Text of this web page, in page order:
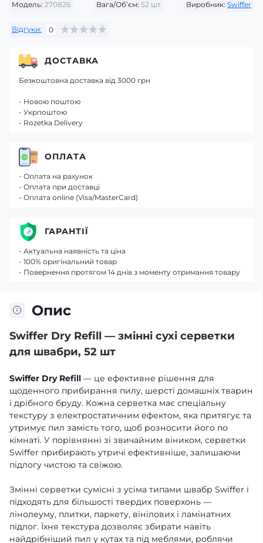
Модель: 270826 Вага/Об’єм: 52 шт Виробник: Swiffer
Відгуки: 0
Опис
Swiffer Dry Refill — змінні сухі серветки
для швабри, 52 шт
Swiffer Dry Refill — це ефективне рішення для
щоденного прибирання пилу, шерсті домашніх тварин
і дрібного бруду. Кожна серветка має спеціальну
текстуру з електростатичним ефектом, яка притягує та
утримує пил замість того, щоб розносити його по
кімнаті. У порівнянні зі звичайним віником, серветки
Swiffer прибирають утричі ефективніше, залишаючи
підлогу чистою та свіжою.
Змінні серветки сумісні з усіма типами швабр Swiffer і
підходять для більшості твердих поверхонь —
лінолеуму, плитки, паркету, вінілових і ламінатних
підлог. Їхня текстура дозволяє збирати навіть
найдрібніший пил у кутах та під меблями, роблячи
ДОСТАВКА
Безкоштовна доставка від 3000 грн
- Новою поштою
- Укрпоштою
- Rozetka Delivery
ОПЛАТА
- Оплата на рахунок
- Оплата при доставці
- Оплата online (Visa/MasterCard)
ГАРАНТІЇ
- Актуальна наявність та ціна
- 100% оригінальний товар
- Повернення протягом 14 днів з моменту отримання товару